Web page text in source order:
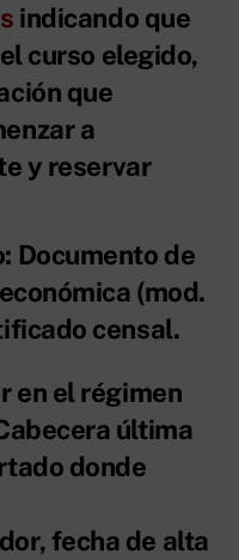
indicando que
curso elegido,
que
a
y reservar
Documento de
(mod.
censal.
en el régimen
última
donde
fecha de alta